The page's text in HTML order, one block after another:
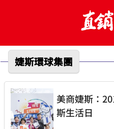
婕斯環球集團
美商婕斯：
斯生活日